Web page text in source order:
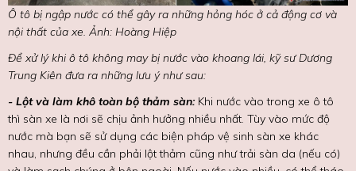
Ô tô bị ngập nước có thể gây ra những hỏng hóc ở cả động cơ và
nội thất của xe. Ảnh: Hoàng Hiệp
Để xử lý khi ô tô không may bị nước vào khoang lái, kỹ sư Dương
Trung Kiên đưa ra những lưu ý như sau:
- Lột và làm khô toàn bộ thảm sàn:Khi nước vào trong xe ô tô
thì sàn xe là nơi sẽ chịu ảnh hưởng nhiều nhất. Tùy vào mức độ
nước mà bạn sẽ sử dụng các biện pháp vệ sinh sàn xe khác
nhau, nhưng đều cần phải lột thảm cũng như trải sàn da (nếu có)